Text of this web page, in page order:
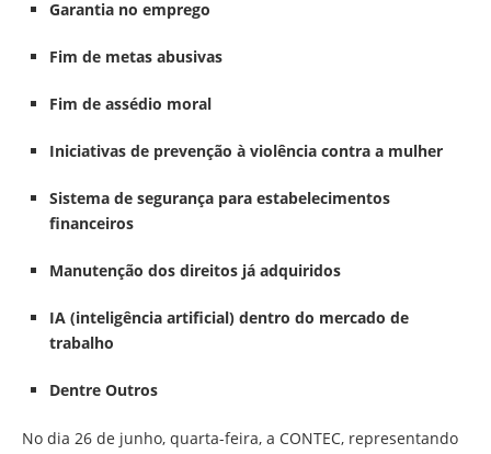
Garantia no emprego
Fim de metas abusivas
Fim de assédio moral
Iniciativas de prevenção à violência contra a mulher
Sistema de segurança para estabelecimentos
financeiros
Manutenção dos direitos já adquiridos
IA (inteligência artificial) dentro do mercado de
trabalho
Dentre Outros
No dia 26 de junho, quarta-feira, a CONTEC, representando